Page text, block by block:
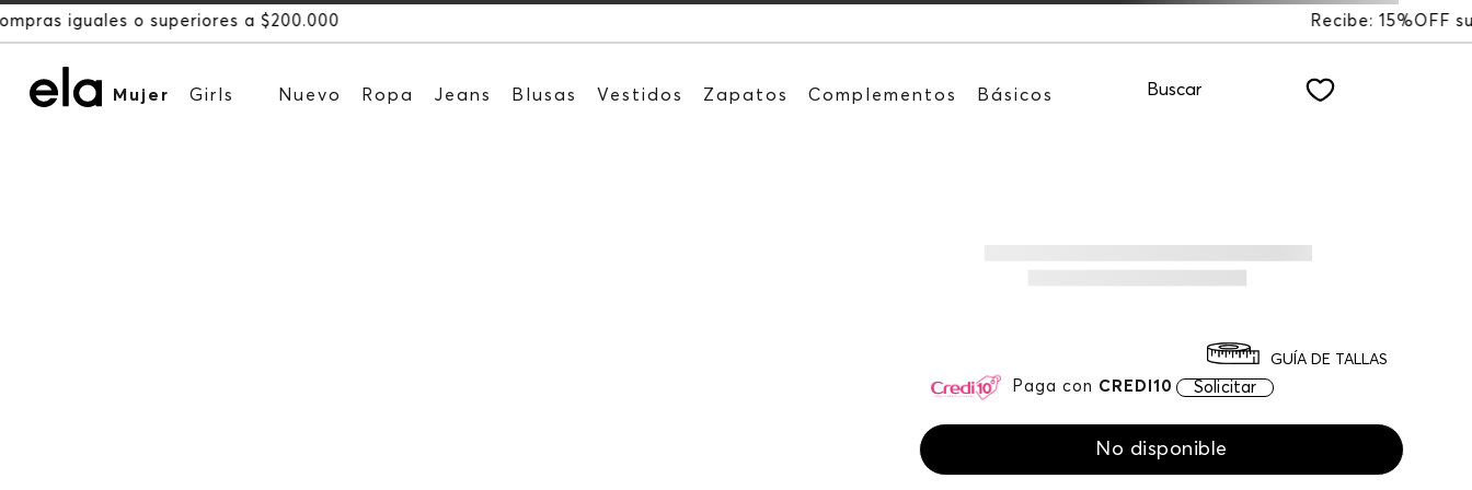
Recibe: 15%OFF suscribiéndote a nuestro NEWSLETTER
Mujer Girls Nuevo Ropa Jeans Blusas Vestidos Zapatos Complementos Básicos Buscar
Paga con CREDI10 Solicitar
GUÍA DE TALLAS
No disponible